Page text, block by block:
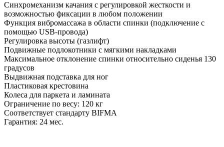
Синхромеханизм качания с регулировкой жесткости и
возможностью фиксации в любом положении
Функция вибромассажа в области спинки (подключение с
помощью USB-провода)
Регулировка высоты (газлифт)
Подвижные подлокотники с мягкими накладками
Максимальное отклонение спинки относительно сиденья 130
градусов
Выдвижная подставка для ног
Пластиковая крестовина
Колеса для паркета и ламината
Ограничение по весу: 120 кг
Соответствует стандарту BIFMA
Гарантия: 24 мес.